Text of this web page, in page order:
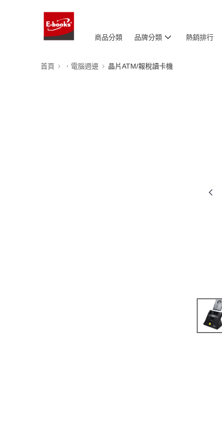
商品分類 品牌分類 熱銷排行
首頁 ．電腦週邊 晶片ATM/報稅讀卡機